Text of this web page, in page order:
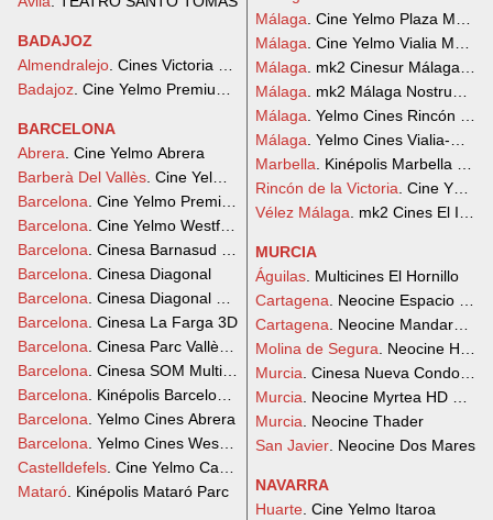
BADAJOZ
Almendralejo . Cines Victoria Almendralejo
Badajoz . Cine Yelmo Premium El Faro
BARCELONA
Abrera . Cine Yelmo Abrera
Barberà Del Vallès . Cine Yelmo Baricentro
Barcelona . Cine Yelmo Premium Sant Cugat
Barcelona . Cine Yelmo Westfield La Maquinista
Barcelona . Cinesa Barnasud 3D
Barcelona . Cinesa Diagonal
Barcelona . Cinesa Diagonal Mar 3D
Barcelona . Cinesa La Farga 3D
Barcelona . Cinesa Parc Vallès 3D
Barcelona . Cinesa SOM Multiespai
Barcelona . Kinépolis Barcelona Splau
Barcelona . Yelmo Cines Abrera
Barcelona . Yelmo Cines Westfield La Maquinista
Castelldefels . Cine Yelmo Castelldefels
Mataró . Kinépolis Mataró Parc
Málaga . Cine Yelmo Plaza Mayor
Málaga . Cine Yelmo Vialia Malaga
Málaga . mk2 Cinesur Málaga
Málaga . mk2 Málaga Nostrum
Málaga . Yelmo Cines Rincón de
Málaga . Yelmo Cines Vialia-
Marbella . Kinépolis Marbella La
Rincón de la Victoria . Cine
Vélez Málaga . mk2 Cines El
MURCIA
Águilas . Multicines El Hornillo
Cartagena . Neocine Espacio
Cartagena . Neocine Mandarache
Molina de Segura . Neocine HD
Murcia . Cinesa Nueva
Murcia . Neocine Myrtea HD
Murcia . Neocine Thader
San Javier . Neocine Dos Mares
NAVARRA
Huarte . Cine Yelmo Itaroa